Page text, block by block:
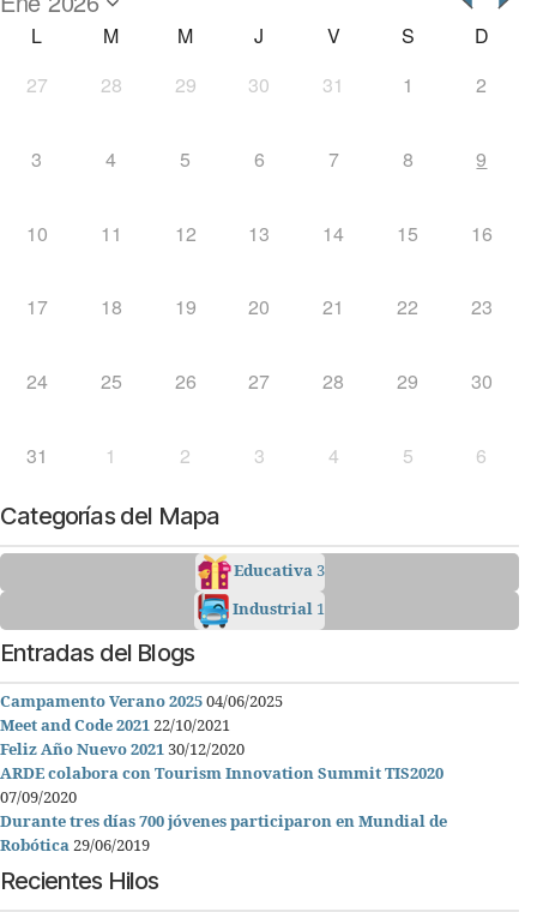
L M M J V S
D
27
28 29 30 31 1 2
3 4 5 6 7 8 9
10 11 12 13 14 15 16
17 18 19 20 21 22 23
24 25 26 27 28 29 30
31 1 2 3 4 5 6
Categorías del Mapa
Educativa3
Industrial 1
Entradas del Blogs
Campamento Verano 202504/06/2025
Meet and Code 202122/10/2021
Feliz Año Nuevo 202130/12/2020
ARDE colabora con Tourism Innovation Summit TIS2020
07/09/2020
Durante tres días 700 jóvenes participaron en Mundial de
Robótica29/06/2019
Recientes Hilos